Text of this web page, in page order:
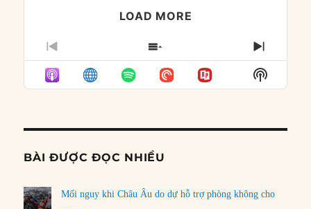
LOAD MORE
PREVIOUS
EPISODE
SHOW
EPISODES
LIST
NEXT
Show
Podcast
BÀI ĐƯỢC ĐỌC NHIỀU
Mối nguy khi Châu Âu do dự hỗ trợ phòng không cho